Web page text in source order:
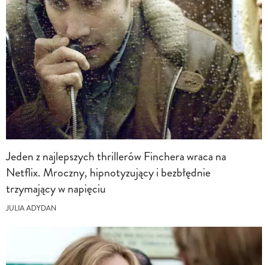
Jeden z najlepszych thrillerów Finchera wraca na
Netflix. Mroczny, hipnotyzujący i bezbłędnie
trzymający w napięciu
JULIA ADYDAN